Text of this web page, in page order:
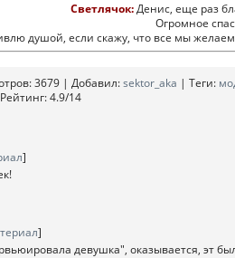
Светлячок:Денис, еще раз
Огромное
душой, если скажу, что все мы
: 3679 | Добавил:sektor_aka | Теги:
Рейтинг:4.9/14
]
]
девушка", оказывается, эт